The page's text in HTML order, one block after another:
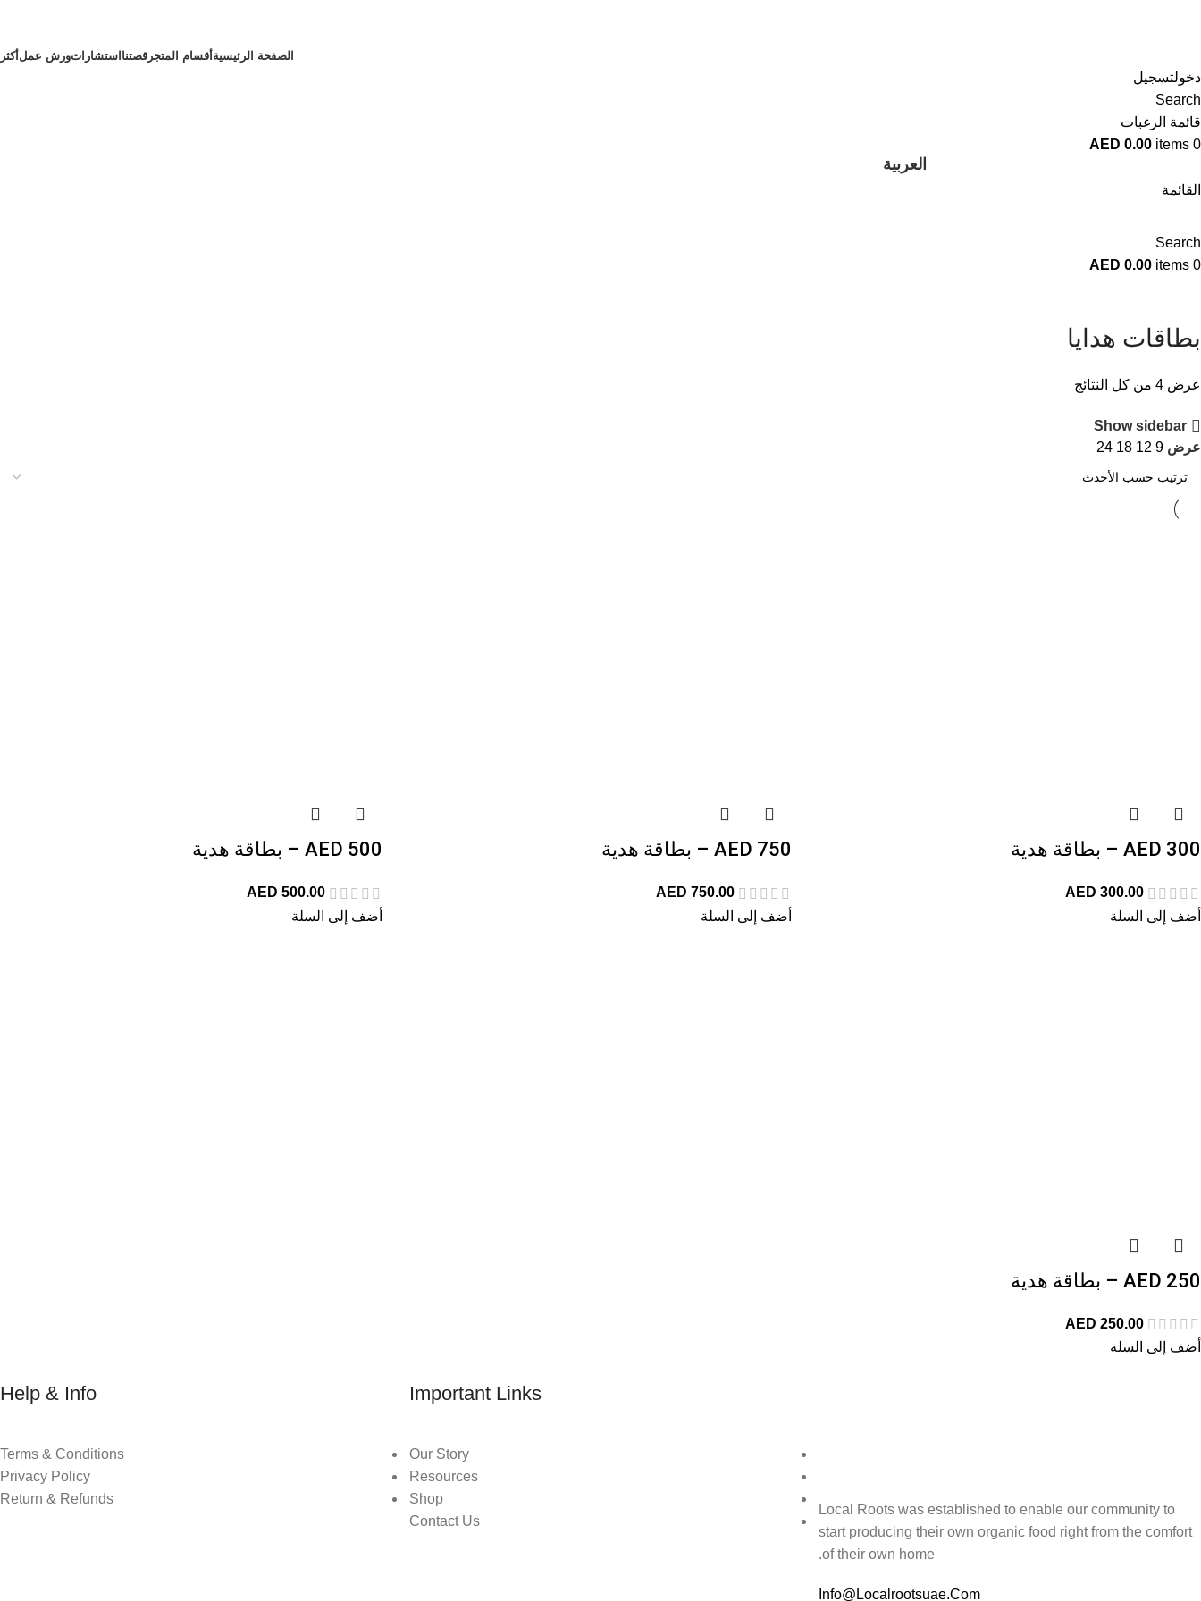
الصفحة الرئيسيةأقسام المتجر قصتنااستشاراتورش عملأكثر
دخولتسجيل
Search
قائمة الرغبات
0
items
AED 0.00
العربية
القائمة
Search
0
items
AED 0.00
بطاقات هدايا
عرض ⁦4⁩ من كل النتائج
Show sidebar
عرض 9
12
18
24
300 AED – بطاقة هدية
AED 300.00
أضف إلى السلة
750 AED – بطاقة هدية
AED 750.00
أضف إلى السلة
500 AED – بطاقة هدية
AED 500.00
أضف إلى السلة
250 AED – بطاقة هدية
AED 250.00
أضف إلى السلة
Local Roots was established to enable our community to
start producing their own organic food right from the comfort
of their own home.
Info@Localrootsuae.Com
Important Links
Our Story
Resources
Shop
Contact Us
Help & Info
Terms & Conditions
Privacy Policy
Return & Refunds